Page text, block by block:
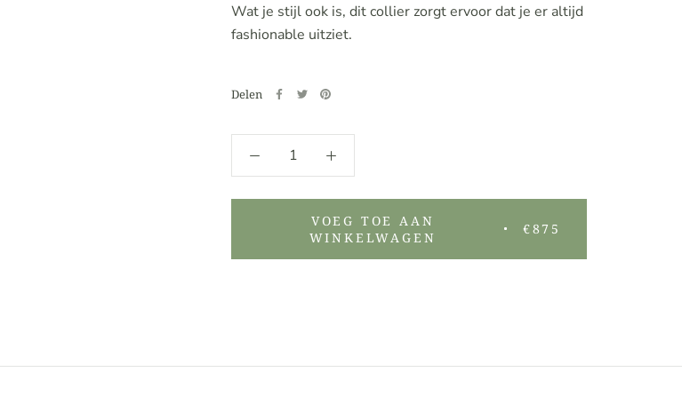
Wat je stijl ook is, dit collier zorgt ervoor dat je er altijd
fashionable uitziet.
Delen
VOEG TOE AAN
WINKELWAGEN
€875